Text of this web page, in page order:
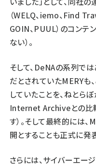
（WELQ、iemo、Find
GOIN、PUUL）のコンテ
ない）。
そして、DeNAの系列で
だとされていたMERYも、
していたことを、ねとら
Internet Archiveとの比
す）。そして最終的には、
開とすることも正式に発
さらには、サイバーエー